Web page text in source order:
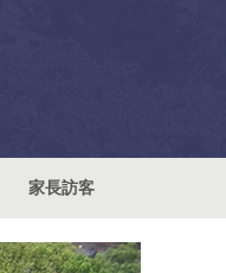
家長訪客